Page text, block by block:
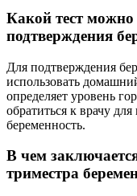
Какой тест можно
подтверждения
Для подтверждения
использовать
определяет уровень
обратиться к врачу
беременность.
В чем
триместра